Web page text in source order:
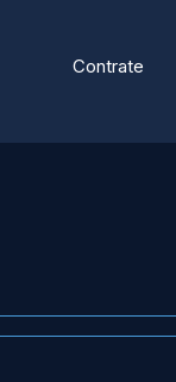
Contrate